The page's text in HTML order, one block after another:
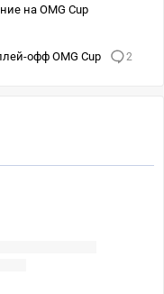
на OMG Cup
офф OMG Cup
2